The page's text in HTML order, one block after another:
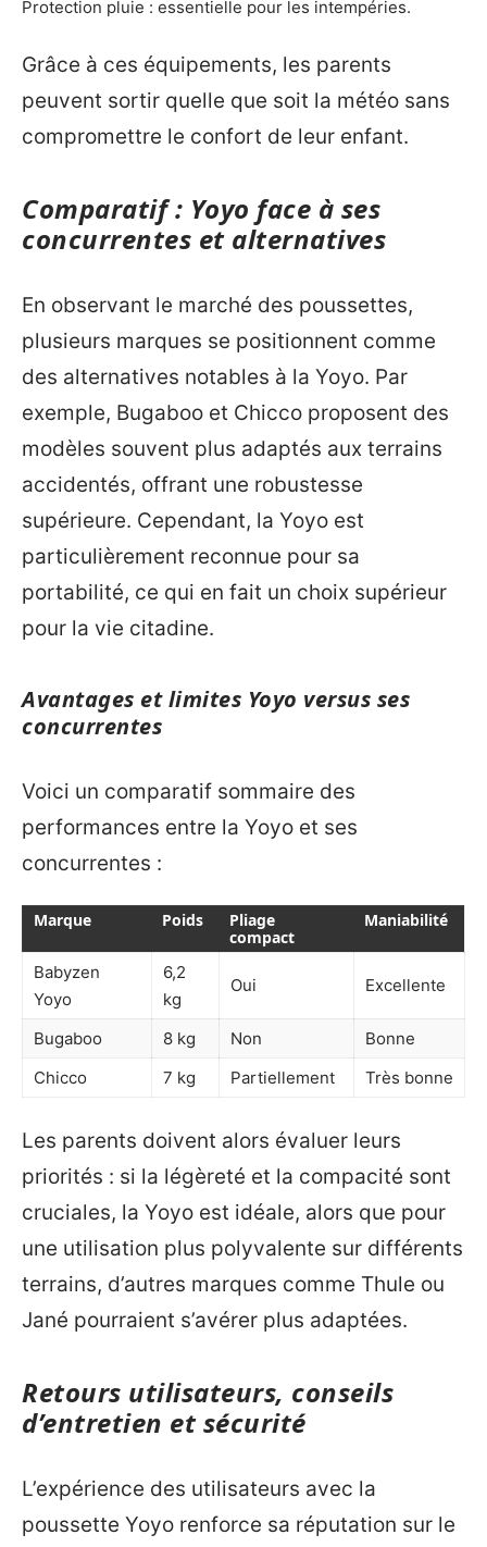
Protection pluie : essentielle pour les intempéries.
Grâce à ces équipements, les parents
peuvent sortir quelle que soit la météo sans
compromettre le confort de leur enfant.
Comparatif : Yoyo face à ses
concurrentes et alternatives
En observant le marché des poussettes,
plusieurs marques se positionnent comme
des alternatives notables à la Yoyo. Par
exemple, Bugaboo et Chicco proposent des
modèles souvent plus adaptés aux terrains
accidentés, offrant une robustesse
supérieure. Cependant, la Yoyo est
particulièrement reconnue pour sa
portabilité, ce qui en fait un choix supérieur
pour la vie citadine.
Avantages et limites Yoyo versus ses
concurrentes
Voici un comparatif sommaire des
performances entre la Yoyo et ses
concurrentes :
Marque Poids
Pliage
compact
Maniabilité
Babyzen
Yoyo
6,2
kg
Oui Excellente
Bugaboo 8 kg Non
Bonne
Chicco
7 kg Partiellement Très bonne
Les parents doivent alors évaluer leurs
priorités : si la légèreté et la compacité sont
cruciales, la Yoyo est idéale, alors que pour
une utilisation plus polyvalente sur différents
terrains, d’autres marques comme Thule ou
Jané pourraient s’avérer plus adaptées.
Retours utilisateurs, conseils
d’entretien et sécurité
L’expérience des utilisateurs avec la
poussette Yoyo renforce sa réputation sur le